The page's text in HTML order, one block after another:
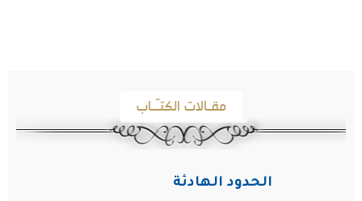
مقـالات الكتـّـاب
الحدود الهادئة